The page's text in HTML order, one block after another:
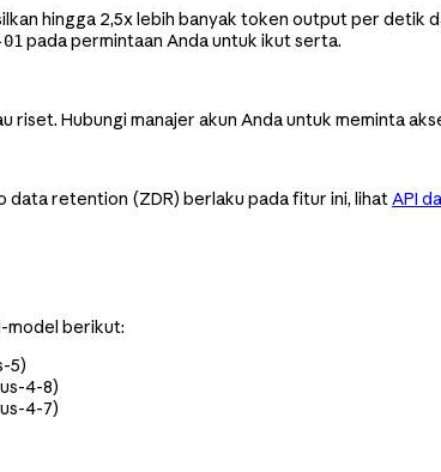
hingga 2,5x lebih banyak token output per detik
pada permintaan Anda untuk ikut serta.
Hubungi manajer akun Anda untuk meminta
data retention (ZDR) berlaku pada fitur ini, lihatAPI
model berikut:
5)
4-8)
4-7)